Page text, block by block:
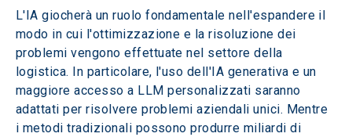
L'IA giocherà un ruolo fondamentale nell'espandere il
modo in cui l'ottimizzazione e la risoluzione dei
problemi vengono effettuate nel settore della
logistica. In particolare, l'uso dell'IA generativa e un
maggiore accesso a LLM personalizzati saranno
adattati per risolvere problemi aziendali unici. Mentre
i metodi tradizionali possono produrre miliardi di